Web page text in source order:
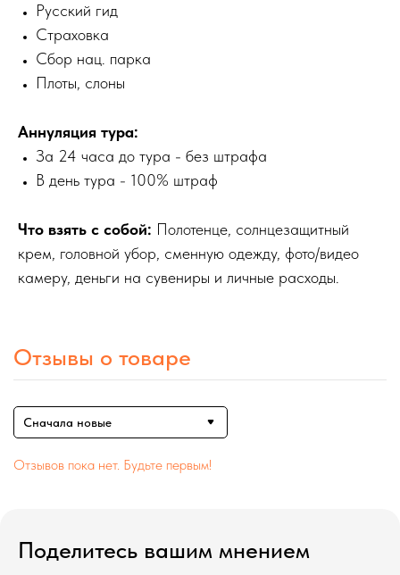
Русский гид
Страховка
Сбор нац. парка
Плоты, слоны
Аннуляция тура:
За 24 часа до тура - без штрафа
В день тура - 100% штраф
Что взять с собой: Полотенце, солнцезащитный
крем, головной убор, сменную одежду, фото/видео
камеру, деньги на сувениры и личные расходы.
Отзывы о товаре
Сначала новые
Отзывов пока нет. Будьте первым!
Поделитесь вашим мнением